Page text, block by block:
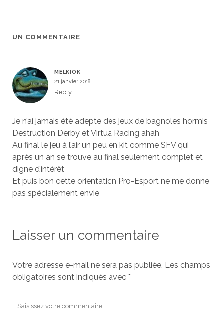
UN COMMENTAIRE
MELKIOK
21 janvier 2018
Reply
Je n’ai jamais été adepte des jeux de bagnoles hormis
Destruction Derby et Virtua Racing ahah
Au final le jeu à l’air un peu en kit comme SFV qui
après un an se trouve au final seulement complet et
digne d’intérêt
Et puis bon cette orientation Pro-Esport ne me donne
pas spécialement envie
Laisser un commentaire
Votre adresse e-mail ne sera pas publiée. Les champs
obligatoires sont indiqués avec *